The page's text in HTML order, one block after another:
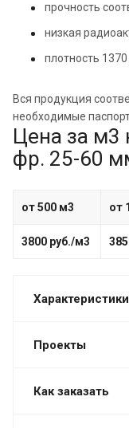
прочность
низкая
плотность
Вся продукция
необходимые
Цена за м3
фр. 25-60
от 500 м3 от
3800 руб./м3
Характеристики
Проекты
Как заказать